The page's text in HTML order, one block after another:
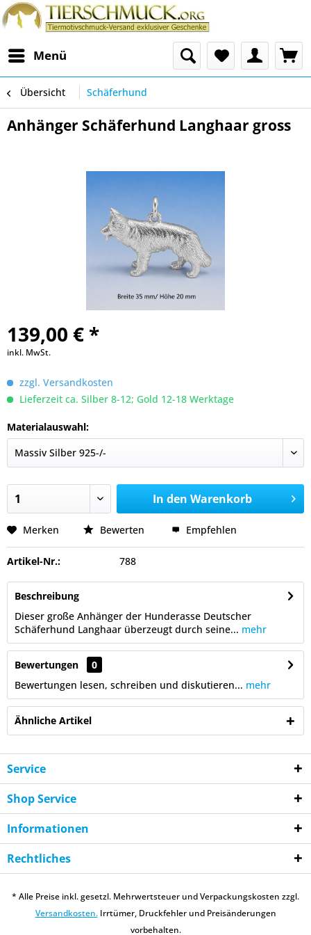
Menü
Übersicht Schäferhund
Anhänger Schäferhund Langhaar gross
139,00 € *
inkl. MwSt.
zzgl. Versandkosten
Lieferzeit ca. Silber 8-12; Gold 12-18 Werktage
Materialauswahl:
In den Warenkorb
Merken Bewerten Empfehlen
Artikel-Nr.: 788
Beschreibung
Dieser große Anhänger der Hunderasse Deutscher
Schäferhund Langhaar überzeugt durch seine... mehr
Bewertungen
0
Bewertungen lesen, schreiben und diskutieren... mehr
Ähnliche Artikel
Service
Shop Service
Informationen
Rechtliches
* Alle Preise inkl. gesetzl. Mehrwertsteuer und Verpackungskosten zzgl.
Versandkosten.Irrtümer, Druckfehler und Preisänderungen
vorbehalten.